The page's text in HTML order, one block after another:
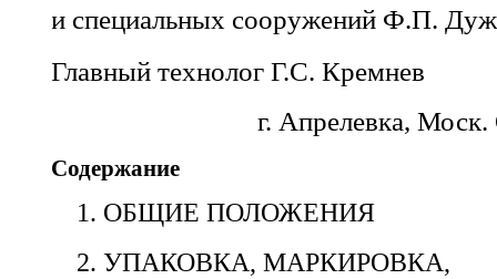
и специальных сооружений Ф.П.
Главный технолог Г.С. Кремнев
г. Апрелевка,
Содержание
1. ОБЩИЕ ПОЛОЖЕНИЯ
2. УПАКОВКА, МАРКИРОВКА,